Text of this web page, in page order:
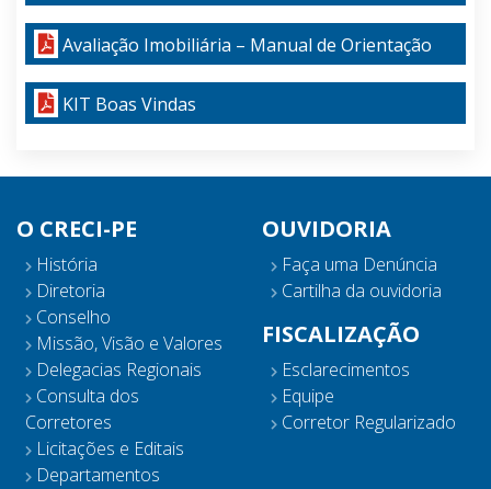
Avaliação Imobiliária – Manual de Orientação
KIT Boas Vindas
O CRECI-PE
História
Diretoria
Conselho
Missão, Visão e Valores
Delegacias Regionais
Consulta dos
Corretores
Licitações e Editais
Departamentos
OUVIDORIA
Faça uma Denúncia
Cartilha da ouvidoria
FISCALIZAÇÃO
Esclarecimentos
Equipe
Corretor Regularizado